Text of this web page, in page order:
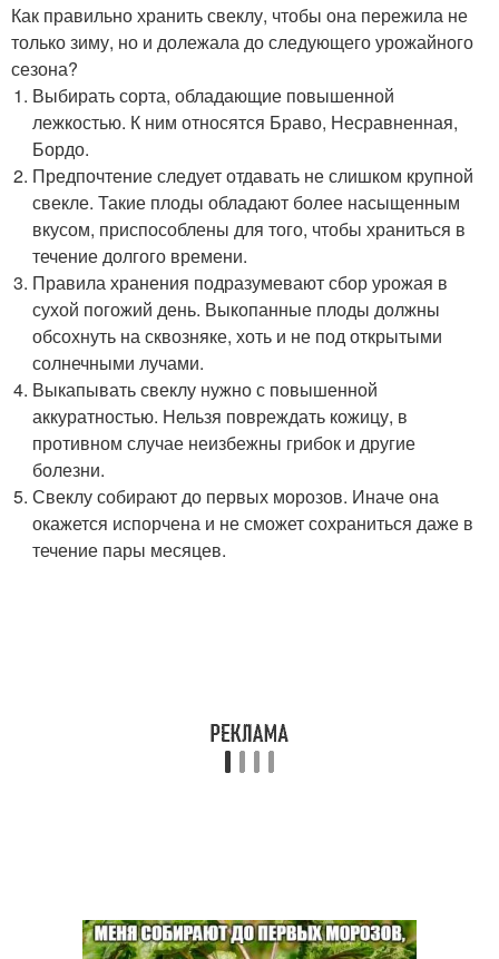
Как правильно хранить свеклу, чтобы она пережила не
только зиму, но и долежала до следующего урожайного
сезона?
Выбирать сорта, обладающие повышенной
лежкостью. К ним относятся Браво, Несравненная,
Бордо.
Предпочтение следует отдавать не слишком крупной
свекле. Такие плоды обладают более насыщенным
вкусом, приспособлены для того, чтобы храниться в
течение долгого времени.
Правила хранения подразумевают сбор урожая в
сухой погожий день. Выкопанные плоды должны
обсохнуть на сквозняке, хоть и не под открытыми
солнечными лучами.
Выкапывать свеклу нужно с повышенной
аккуратностью. Нельзя повреждать кожицу, в
противном случае неизбежны грибок и другие
болезни.
Свеклу собирают до первых морозов. Иначе она
окажется испорчена и не сможет сохраниться даже в
течение пары месяцев.